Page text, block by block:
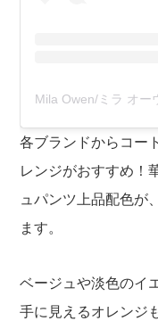
各ブランドからコー
レンジがおすすめ！
ュパンツ上品配色が
ます。
ベージュや淡色のイ
手に見えるオレンジ